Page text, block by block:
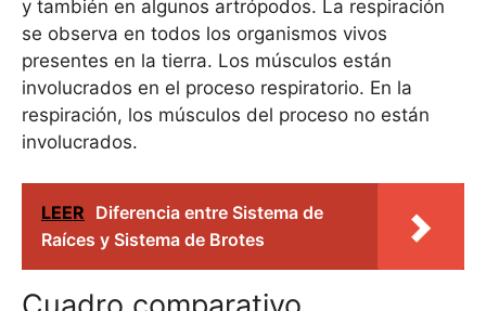
y también en algunos artrópodos. La respiración
se observa en todos los organismos vivos
presentes en la tierra. Los músculos están
involucrados en el proceso respiratorio. En la
respiración, los músculos del proceso no están
involucrados.
LEER Diferencia entre Sistema de
Raíces y Sistema de Brotes